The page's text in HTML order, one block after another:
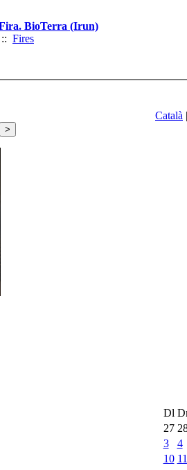
BioTerra (Irun)
:: Fires
Català
Dl
27
3
4
10 11